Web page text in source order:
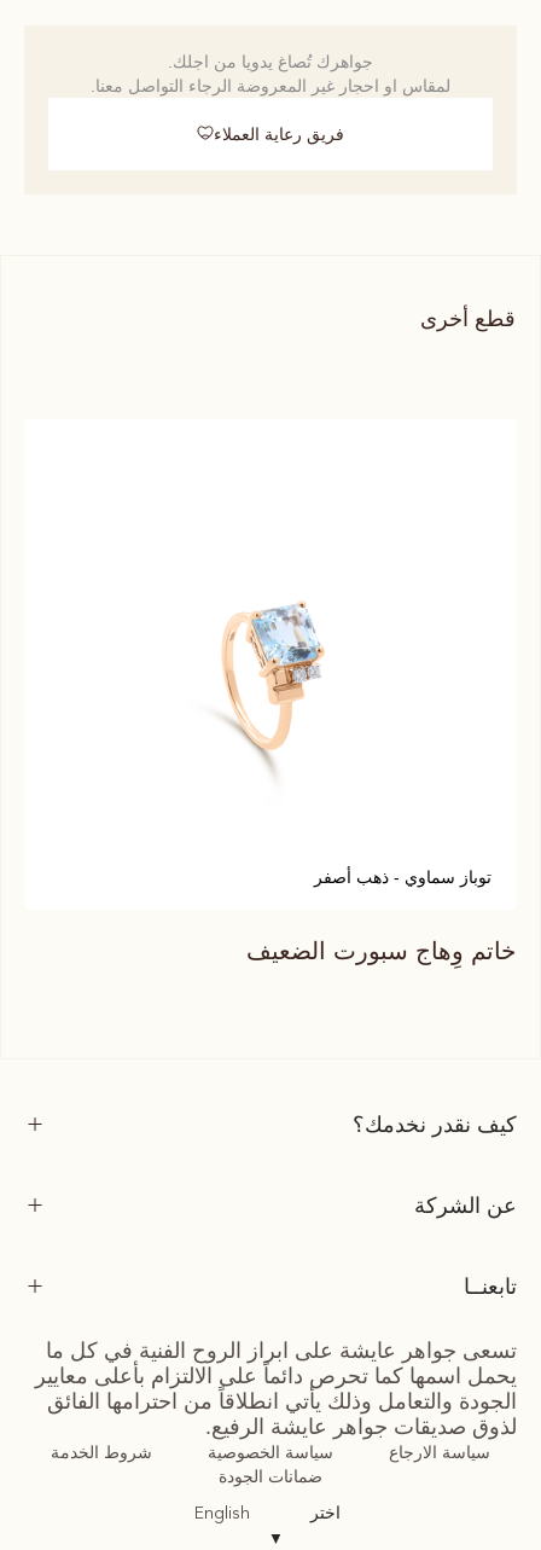
جواهرك تُصاغ يدويا من اجلك.
لمقاس او احجار غير المعروضة الرجاء التواصل معنا.
فريق رعاية العملاء
قطع أخرى
توباز سماوي - ذهب أصفر
خاتم وِهاج سبورت الضعيف
كيف نقدر نخدمك؟
عن الشركة
تابعنــا
تسعى جواهر عايشة على ابراز الروح الفنية في كل ما
يحمل اسمها كما تحرص دائماً على الالتزام بأعلى معايير
الجودة والتعامل وذلك يأتي انطلاقاً من احترامها الفائق
لذوق صديقات جواهر عايشة الرفيع.
سياسة الارجاع سياسة الخصوصية
شروط الخدمة
ضمانات الجودة
اختر
▼
English